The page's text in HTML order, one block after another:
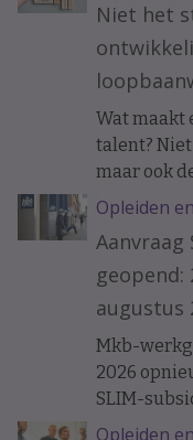
Niet het
Wat maakt
talent?
maar ook
ervaring op
langere
Opleiden
Aanvraag
augustus
Mkb-
2026
SLIM-
het
Opleiden